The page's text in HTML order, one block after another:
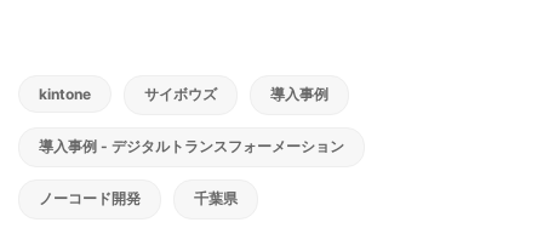
kintone サイボウズ 導入事例
導入事例 - デジタルトランスフォーメーション
ノーコード開発 千葉県